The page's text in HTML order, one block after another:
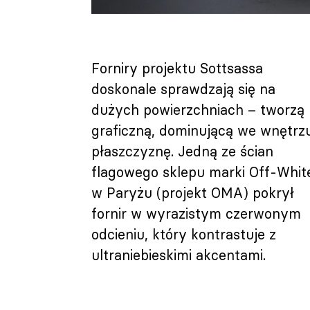
Forniry projektu Sottsassa
doskonale sprawdzają się na
dużych powierzchniach – tworzą
graficzną, dominującą we
płaszczyznę. Jedną ze ścian
flagowego sklepu marki Off-
w Paryżu (projekt OMA) pokrył
fornir w wyrazistym czerwonym
odcieniu, który kontrastuje z
ultraniebieskimi akcentami.